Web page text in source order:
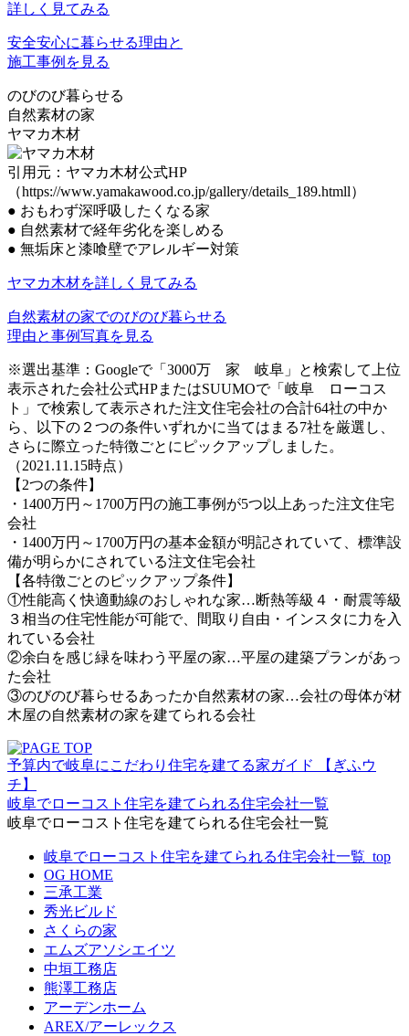
詳しく見てみる
安全安心に暮らせる理由と
施工事例を見る
のびのび暮らせる
自然素材の家
ヤマカ木材
引用元：ヤマカ木材公式HP
（https://www.yamakawood.co.jp/gallery/details_189.htmll）
● おもわず深呼吸したくなる家
● 自然素材で経年劣化を楽しめる
● 無垢床と漆喰壁でアレルギー対策
ヤマカ木材を詳しく見てみる
自然素材の家でのびのび暮らせる
理由と事例写真を見る
※選出基準：Googleで「3000万 家 岐阜」と検索して上位
表示された会社公式HPまたはSUUMOで「岐阜 ローコス
ト」で検索して表示された注文住宅会社の合計64社の中か
ら、以下の２つの条件いずれかに当てはまる7社を厳選し、
さらに際立った特徴ごとにピックアップしました。
（2021.11.15時点）
【2つの条件】
・1400万円～1700万円の施工事例が5つ以上あった注文住宅
会社
・1400万円～1700万円の基本金額が明記されていて、標準設
備が明らかにされている注文住宅会社
【各特徴ごとのピックアップ条件】
①性能高く快適動線のおしゃれな家…断熱等級４・耐震等級
３相当の住宅性能が可能で、間取り自由・インスタに力を入
れている会社
②余白を感じ緑を味わう平屋の家…平屋の建築プランがあっ
た会社
③のびのび暮らせるあったか自然素材の家…会社の母体が材
木屋の自然素材の家を建てられる会社
予算内で岐阜にこだわり住宅を建てる家ガイド 【ぎふウ
チ】
岐阜でローコスト住宅を建てられる住宅会社一覧
岐阜でローコスト住宅を建てられる住宅会社一覧
岐阜でローコスト住宅を建てられる住宅会社一覧_top
OG HOME
三承工業
秀光ビルド
さくらの家
エムズアソシエイツ
中垣工務店
熊澤工務店
アーデンホーム
AREX/アーレックス